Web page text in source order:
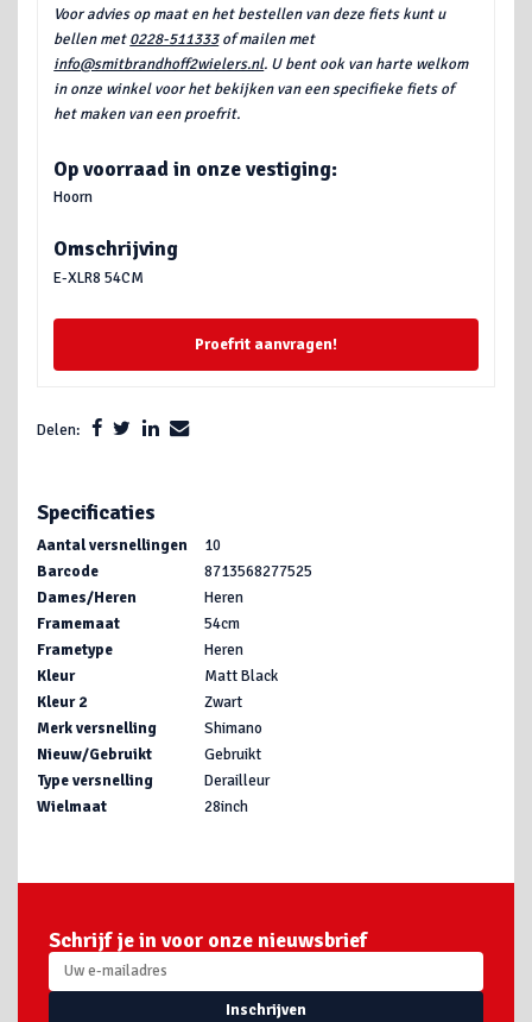
Voor advies op maat en het bestellen van deze fiets kunt u
bellen met0228-511333of mailen met
info@smitbrandhoff2wielers.nl. U bent ook van harte welkom
in onze winkel voor het bekijken van een specifieke fiets of
het maken van een proefrit.
Op voorraad in onze vestiging:
Hoorn
Omschrijving
E-XLR8 54CM
Proefrit aanvragen!
Delen:
Specificaties
Aantal versnellingen
10
Barcode
8713568277525
Dames/Heren
Heren
Framemaat
54cm
Frametype
Heren
Kleur
Matt Black
Kleur 2
Zwart
Merk versnelling
Shimano
Nieuw/Gebruikt
Gebruikt
Type versnelling
Derailleur
Wielmaat
28inch
Schrijf je in voor onze nieuwsbrief
Inschrijven